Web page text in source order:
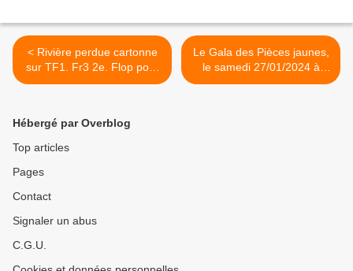
< Rivière perdue cartonne
sur TF1. Fr3 2e. Flop pour
Cash Investigation et
Le Gala des Pièces jaunes,
le samedi 27/01/2024 à
21h10 sur France 2 >
Hébergé par Overblog
Top articles
Pages
Contact
Signaler un abus
C.G.U.